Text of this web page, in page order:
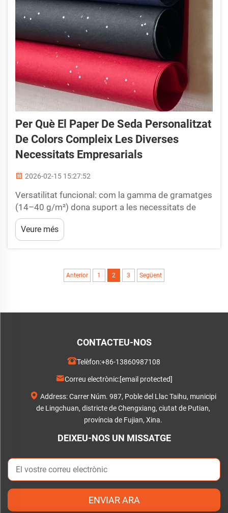
Per Què El Paper De Seda Personalitzat
De Colors Compleix Les Diverses
Necessitats Empresarials
2026-02-15 15:27:52
Versatilitat funcional: com la gamma de gramatges
(14–40 g/m²) dona suport a les necessitats de
protecció transsectorials. El valor funcional del
paper de seda colorit personalitzat prové de la
seva gamma de pes adaptable, mesurada en
gramatge precís...
Veure més
Anterior 1 2 3 Següent
CONTACTEU-NOS
Telèfon:+86-13860987108
Correu electrònic:[email protected]
Address: Carrer Núm. 987, Poble del Llac Taihu, municipi
de Lingchuan, districte de Chengxiang, ciutat de Putian,
província de Fujian, Xina.
DEIXEU-NOS UN MISSATGE
ENVIAR ARA